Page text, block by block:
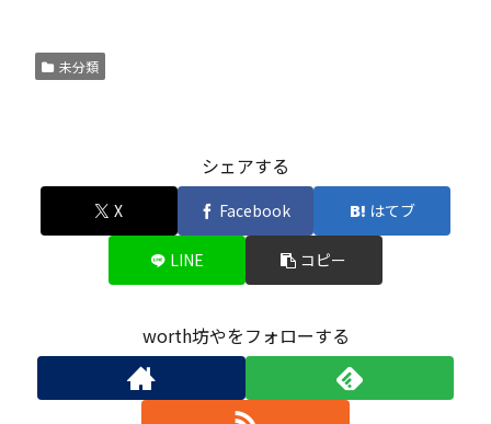
未分類
シェアする
X Facebook はてブ
LINE コピー
worth坊やをフォローする